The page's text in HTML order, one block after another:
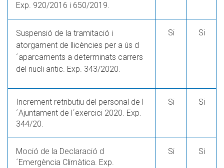
Exp. 920/2016 i 650/2019.
Suspensió de la tramitació i
atorgament de llicències per a ús d
´aparcaments a determinats carrers
del nucli antic. Exp. 343/2020.
Si Si
Increment retributiu del personal de l
´Ajuntament de l´exercici 2020. Exp.
344/20.
Si Si
Moció de la Declaració d
´Emergència Climàtica. Exp.
Si Si